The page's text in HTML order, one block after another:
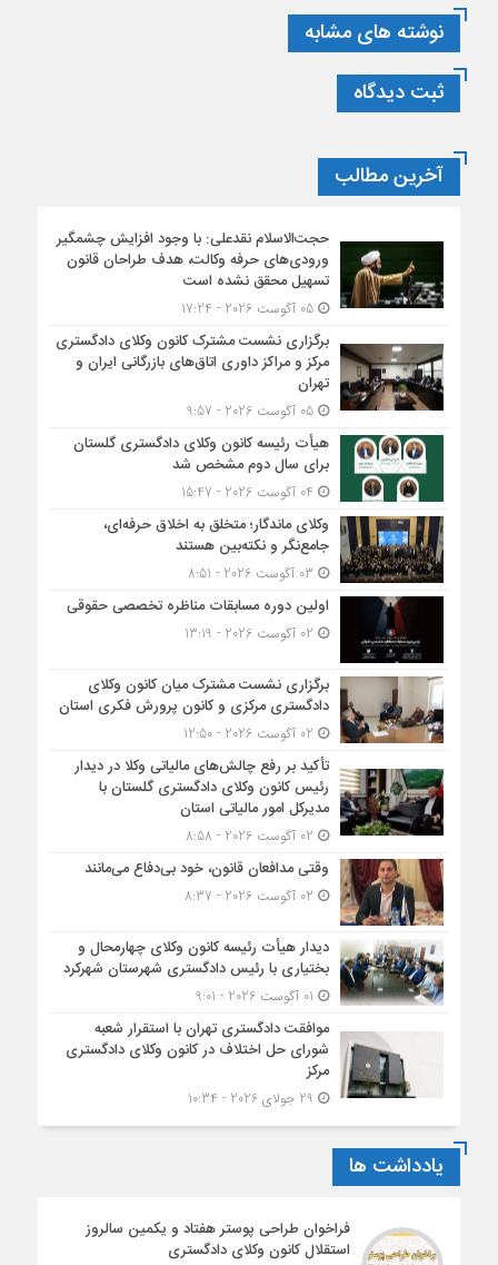
نوشته های مشابه
ثبت دیدگاه
آخرین مطالب
حجت‌الاسلام نقدعلی: با وجود افزایش چشمگیر
ورودی‌های حرفه وکالت، هدف طراحان قانون
تسهیل محقق نشده است
05 آگوست 2026 - 17:24
برگزاری نشست مشترک کانون وکلای دادگستری
مرکز و مراکز داوری اتاق‌های بازرگانی ایران و
تهران
05 آگوست 2026 - 9:57
هیأت ‌رئیسه کانون وکلای دادگستری گلستان
برای سال دوم مشخص شد
وکلای ماندگار؛ متخلق به اخلاق حرفه‌ای،
جامع‌نگر و نکته‌بین هستند
اولین دوره مسابقات مناظره تخصصی حقوقی
برگزاری نشست مشترک میان کانون وکلای
دادگستری مرکزی و کانون پرورش فکری استان
تأکید بر رفع چالش‌های مالیاتی وکلا در دیدار
رئیس کانون وکلای دادگستری گلستان با
مدیرکل امور مالیاتی استان
وقتی مدافعان قانون، خود بی‌دفاع می‌مانند
دیدار هیأت رئیسه کانون وکلای چهارمحال و
بختیاری با رئیس دادگستری شهرستان شهرکرد
موافقت دادگستری تهران با استقرار شعبه
شورای حل اختلاف در کانون وکلای دادگستری
مرکز
یادداشت ها
فراخوان طراحی پوستر هفتاد و یکمین سالروز
استقلال کانون وکلای دادگستری